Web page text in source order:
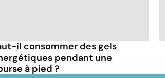
il consommer des gels
pendant une
à pied ?